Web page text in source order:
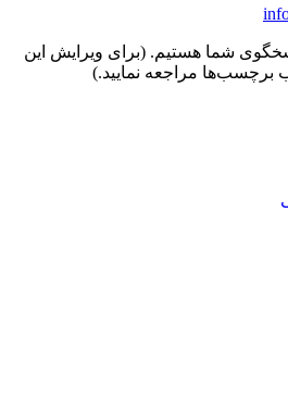
هفته پاسخگوی شما هستیم. (برای ویرایش این
برچسب‌ها مراجعه نمایید.)